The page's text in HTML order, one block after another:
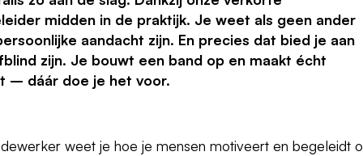
midden in de praktijk. Je weet als geen ander
aandacht zijn. En precies dat bied je aan
zijn. Je bouwt een band op en maakt écht
– dáár doe je het voor.
weet je hoe je mensen motiveert en begeleidt